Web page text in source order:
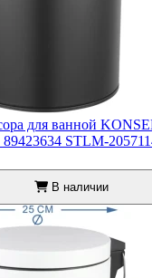
для ванной
89423634 STLM-
В наличии